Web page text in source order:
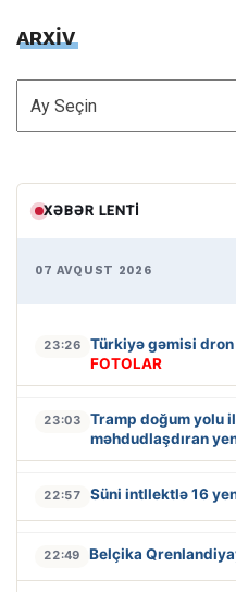
ARXİV
ARXİV
XƏBƏR LENTI
07 AVQUST 2026
23:26 Türkiyə gəmisi dron
FOTOLAR
23:03
Tramp doğum yolu
məhdudlaşdıran
22:57 Süni intllektlə 16
22:49 Belçika